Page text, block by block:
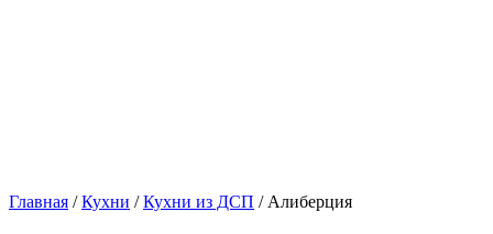
Главная /Кухни /Кухни из ДСП / Алиберция